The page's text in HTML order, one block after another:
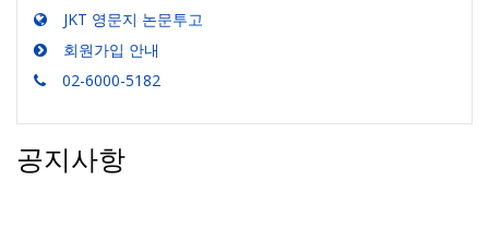
JKT 영문지 논문투고
회원가입 안내
02-6000-5182
공지사항